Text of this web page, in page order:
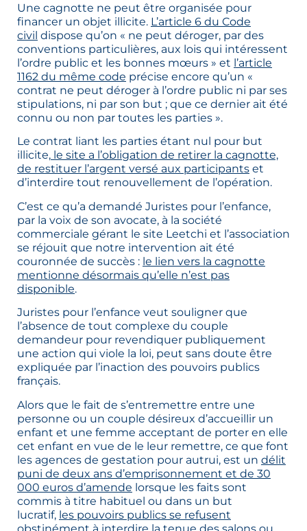
Une cagnotte ne peut être organisée pour
financer un objet illicite. L’article 6 du Code
civil dispose qu’on « ne peut déroger, par des
conventions particulières, aux lois qui intéressent
l’ordre public et les bonnes mœurs » et l’article
1162 du même code précise encore qu’un «
contrat ne peut déroger à l’ordre public ni par ses
stipulations, ni par son but ; que ce dernier ait été
connu ou non par toutes les parties ».
Le contrat liant les parties étant nul pour but
illicite, le site a l’obligation de retirer la cagnotte,
de restituer l’argent versé aux participants et
d’interdire tout renouvellement de l’opération.
C’est ce qu’a demandé Juristes pour l’enfance,
par la voix de son avocate, à la société
commerciale gérant le site Leetchi et l’association
se réjouit que notre intervention ait été
couronnée de succès : le lien vers la cagnotte
mentionne désormais qu’elle n’est pas
disponible.
Juristes pour l’enfance veut souligner que
l’absence de tout complexe du couple
demandeur pour revendiquer publiquement
une action qui viole la loi, peut sans doute être
expliquée par l’inaction des pouvoirs publics
français.
Alors que le fait de s’entremettre entre une
personne ou un couple désireux d’accueillir un
enfant et une femme acceptant de porter en elle
cet enfant en vue de le leur remettre, ce que font
les agences de gestation pour autrui, est un délit
puni de deux ans d’emprisonnement et de 30
000 euros d’amende lorsque les faits sont
commis à titre habituel ou dans un but
lucratif, les pouvoirs publics se refusent
obstinément à interdire la tenue des salons ou